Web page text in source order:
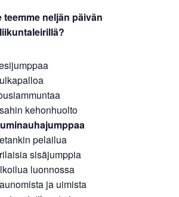
teemme neljän päivän
kehonhuolto
pelailua
sisäjumppia
luonnossa
ja uimista